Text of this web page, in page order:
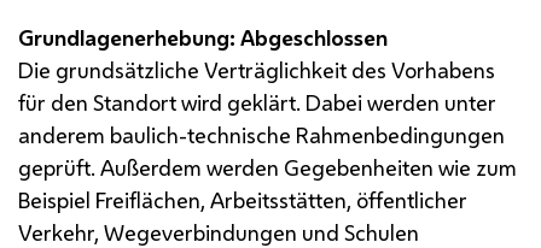
Grundlagenerhebung: Abgeschlossen
Die grundsätzliche Verträglichkeit des Vorhabens
für den Standort wird geklärt. Dabei werden unter
anderem baulich-technische Rahmenbedingungen
geprüft. Außerdem werden Gegebenheiten wie zum
Beispiel Freiflächen, Arbeitsstätten, öffentlicher
Verkehr, Wegeverbindungen und Schulen